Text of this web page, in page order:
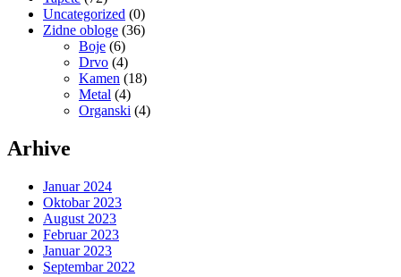
Uncategorized (0)
Zidne obloge (36)
Boje (6)
Drvo (4)
Kamen (18)
Metal (4)
Organski (4)
Arhive
Januar 2024
Oktobar 2023
August 2023
Februar 2023
Januar 2023
Septembar 2022